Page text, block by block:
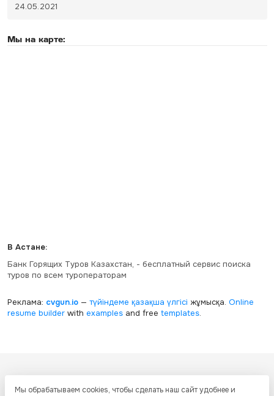
24.05.2021
Мы на карте:
В Астане:
Банк Горящих Туров Казахстан, - бесплатный сервис поиска
туров по всем туроператорам
Реклама: cvgun.io— түйіндеме қазақша үлгісі жұмысқа. Online
resume builderwith examplesand free templates.
графическое содержание, структуру и оформление страниц защищены
Мы обрабатываем cookies, чтобы сделать наш сайт удобнее и